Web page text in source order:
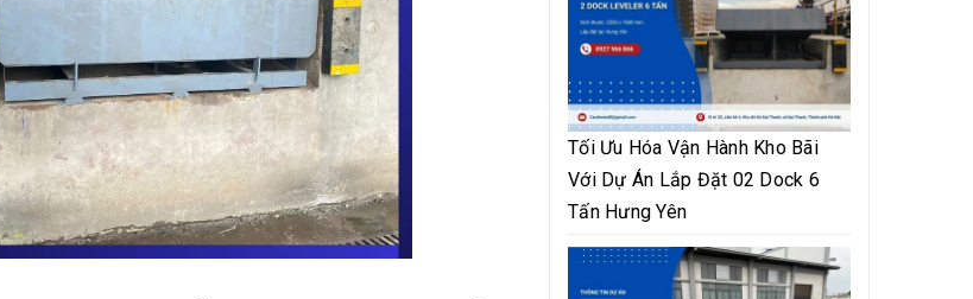
Tối Ưu Hóa Vận Hành Kho Bãi
Với Dự Án Lắp Đặt 02 Dock 6
Tấn Hưng Yên